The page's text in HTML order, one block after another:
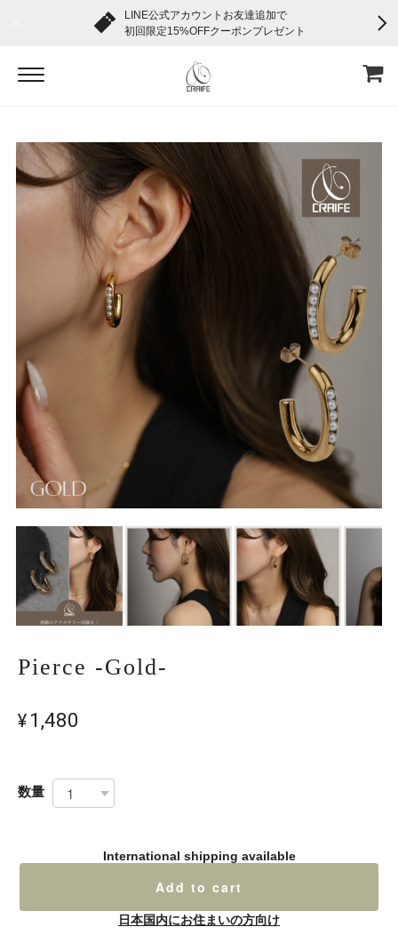
LINE公式アカウントお友達追加で
初回限定15%OFFクーポンプレゼント
Pierce -Gold-
¥1,480
数量
International shipping available
Add to cart
日本国内にお住まいの方向け